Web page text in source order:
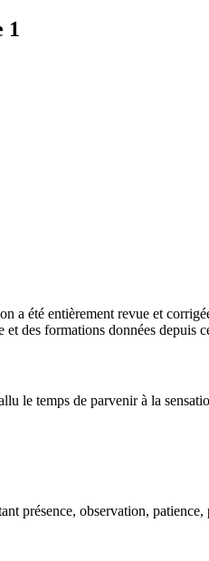
1
été entièrement revue et
des formations données depuis
le temps de parvenir à la
présence, observation,